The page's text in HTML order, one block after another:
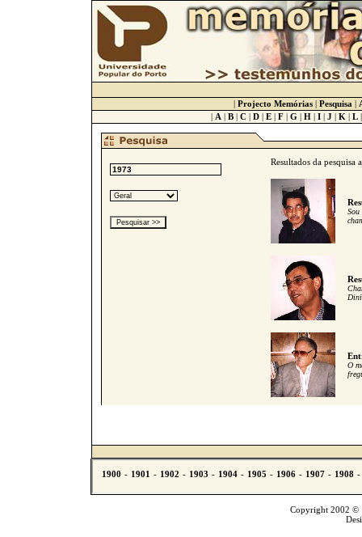
| Projecto Memórias | Pesquisa |
| A | B | C | D | E | F | G | H | I | J | K | L
Resultados da pesquisa
O
Copyright 2002 ©